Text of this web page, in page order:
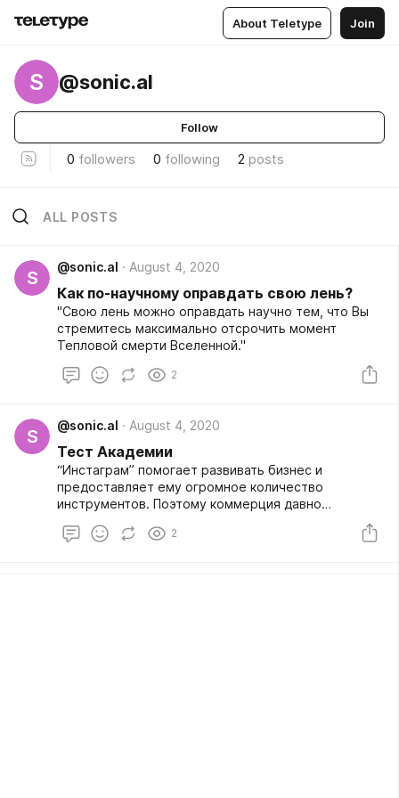
About Teletype Join
S @sonic.al
Follow
0 followers 0 following 2 posts
ALL POSTS
S
@sonic.al August 4, 2020
Как по-научному оправдать свою лень?
"Свою лень можно оправдать научно тем, что Вы
стремитесь максимально отсрочить момент
Тепловой смерти Вселенной."
2
S
@sonic.al August 4, 2020
Тест Академии
“Инстаграм” помогает развивать бизнес и
предоставляет ему огромное количество
инструментов. Поэтому коммерция давно
2